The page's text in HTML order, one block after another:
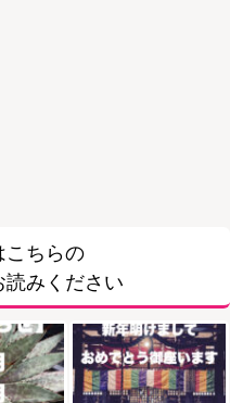
こちらの
みください